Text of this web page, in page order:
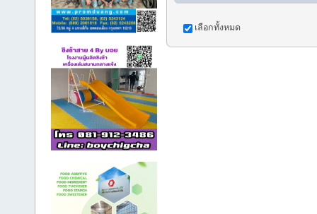
เลือกทั้งหมด